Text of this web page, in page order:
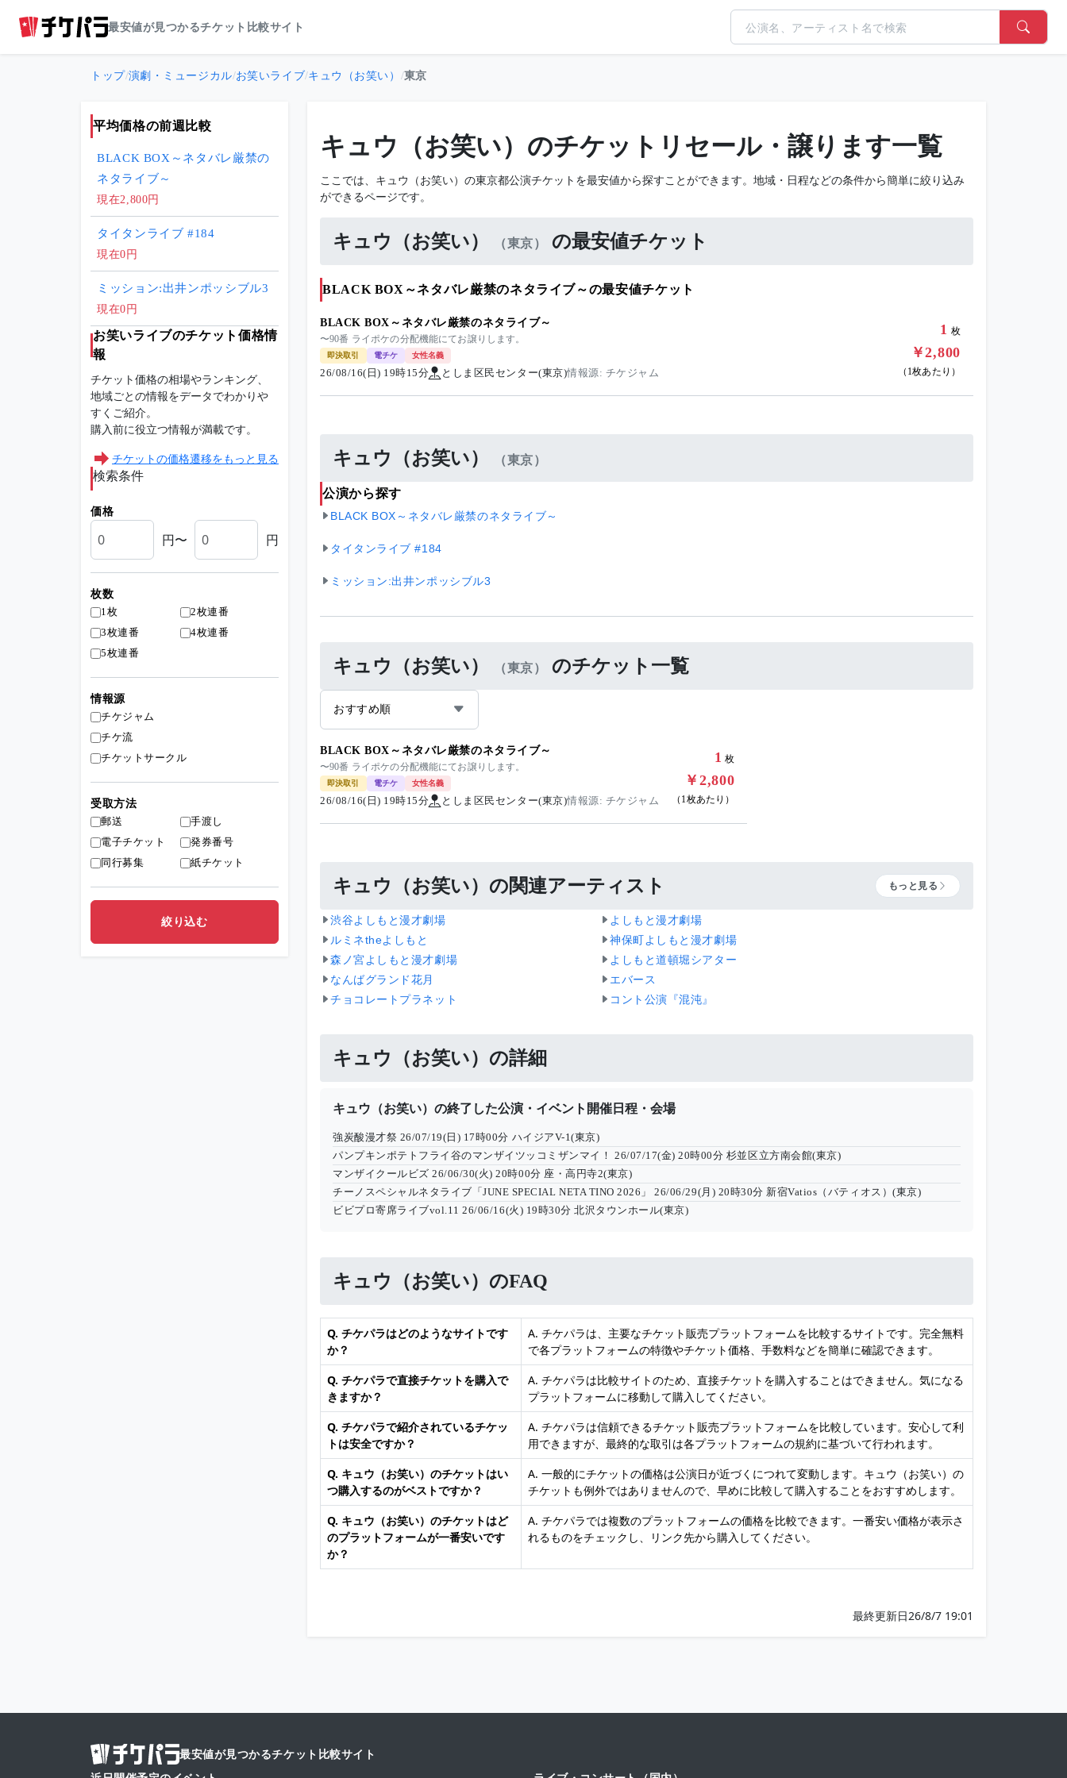
最安値が見つかるチケット比較サイト
トップ/演劇・ミュージカル/お笑いライブ/キュウ（お笑い） /東京
キュウ（お笑い）のチケットリセール・譲ります一覧
ここでは、キュウ（お笑い）の東京都公演チケットを最安値から探すことができます。地域・日程などの条件から簡単に絞り込み
ができるページです。
キュウ（お笑い） （東京） の最安値チケット
BLACK BOX～ネタバレ厳禁のネタライブ～の最安値チケット
BLACK BOX～ネタバレ厳禁のネタライブ～
〜90番 ライポケの分配機能にてお譲りします。
即決取引 電チケ 女性名義
26/08/16(日) 19時15分 としま区民センター(東京)情報源: チケジャム
1 枚
￥2,800
（1枚あたり）
キュウ（お笑い） （東京）
公演から探す
BLACK BOX～ネタバレ厳禁のネタライブ～
タイタンライブ #184
ミッション:出井ンポッシブル3
キュウ（お笑い） （東京） のチケット一覧
おすすめ順
BLACK BOX～ネタバレ厳禁のネタライブ～
〜90番 ライポケの分配機能にてお譲りします。
即決取引 電チケ 女性名義
26/08/16(日) 19時15分 としま区民センター(東京)情報源: チケジャム
1 枚
￥2,800
（1枚あたり）
キュウ（お笑い）の関連アーティスト もっと見る
渋谷よしもと漫才劇場
よしもと漫才劇場
ルミネtheよしもと
神保町よしもと漫才劇場
森ノ宮よしもと漫才劇場
よしもと道頓堀シアター
なんばグランド花月
エバース
チョコレートプラネット
コント公演『混沌』
キュウ（お笑い）の詳細
キュウ（お笑い）の終了した公演・イベント開催日程・会場
強炭酸漫才祭 26/07/19(日) 17時00分 ハイジアV-1(東京)
パンプキンポテトフライ谷のマンザイツッコミザンマイ！
26/07/17(金) 20時00分 杉並区立方南会館(東京)
マンザイクールビズ 26/06/30(火) 20時00分 座・高円寺2(東京)
チーノスペシャルネタライブ「JUNE SPECIAL NETA TINO 2026」
26/06/29(月) 20時30分 新宿Vatios（バティオス）(東京)
ビビプロ寄席ライブvol.11 26/06/16(火) 19時30分 北沢タウンホール(東京)
キュウ（お笑い）のFAQ
Q. チケパラはどのようなサイトです
か？
A. チケパラは、主要なチケット販売プラットフォームを比較するサイトです。完全無料
で各プラットフォームの特徴やチケット価格、手数料などを簡単に確認できます。
Q. チケパラで直接チケットを購入で
きますか？
A. チケパラは比較サイトのため、直接チケットを購入することはできません。気になる
プラットフォームに移動して購入してください。
Q. チケパラで紹介されているチケッ
トは安全ですか？
A. チケパラは信頼できるチケット販売プラットフォームを比較しています。安心して利
用できますが、最終的な取引は各プラットフォームの規約に基づいて行われます。
Q. キュウ（お笑い）のチケットはい
つ購入するのがベストですか？
A. 一般的にチケットの価格は公演日が近づくにつれて変動します。キュウ（お笑い）の
チケットも例外ではありませんので、早めに比較して購入することをおすすめします。
Q. キュウ（お笑い）のチケットはど
のプラットフォームが一番安いです
か？
A. チケパラでは複数のプラットフォームの価格を比較できます。一番安い価格が表示さ
れるものをチェックし、リンク先から購入してください。
最終更新日26/8/7 19:01
平均価格の前週比較
BLACK BOX～ネタバレ厳禁の
ネタライブ～
現在2,800円
タイタンライブ #184
現在0円
ミッション:出井ンポッシブル3
現在0円
お笑いライブのチケット価格情
報
チケット価格の相場やランキング、
地域ごとの情報をデータでわかりや
すくご紹介。
購入前に役立つ情報が満載です。
チケットの価格遷移をもっと見る
検索条件
価格
円〜 円
枚数
1枚
2枚連番
3枚連番
4枚連番
5枚連番
情報源
チケジャム
チケ流
チケットサークル
受取方法
郵送
手渡し
電子チケット
発券番号
同行募集
紙チケット
最安値が見つかるチケット比較サイト